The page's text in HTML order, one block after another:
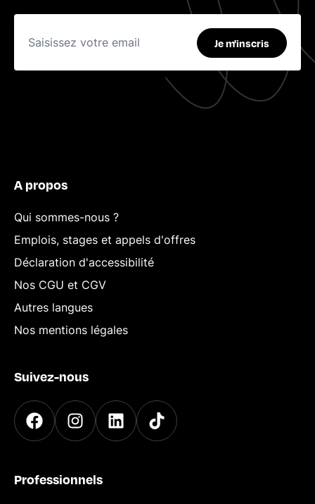
Je m'inscris
A propos
Qui sommes-nous ?
Emplois, stages et appels d'offres
Déclaration d'accessibilité
Nos CGU et CGV
Autres langues
Nos mentions légales
Suivez-nous
Professionnels